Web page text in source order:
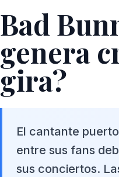
Bad
genera
gira?
El cantante
entre sus fans
sus conciertos.